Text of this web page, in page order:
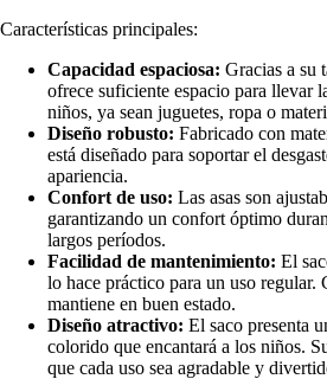
Características principales:
Capacidad espaciosa: Gracias a su
ofrece suficiente espacio para llevar
niños, ya sean juguetes, ropa o
Diseño robusto: Fabricado con
está diseñado para soportar el
apariencia.
Confort de uso: Las asas son
garantizando un confort óptimo
largos períodos.
Facilidad de mantenimiento: El
lo hace práctico para un uso regular.
mantiene en buen estado.
Diseño atractivo: El saco presenta
colorido que encantará a los niños.
que cada uso sea agradable y